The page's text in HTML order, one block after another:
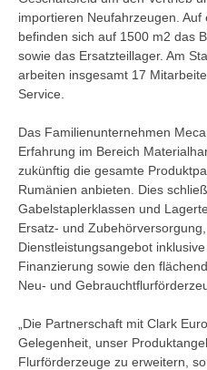
importieren Neufahrzeugen.
befinden sich auf 1500 m2 das
sowie das Ersatzteillager. Am
arbeiten insgesamt 17
Service.
Das Familienunternehmen
Erfahrung im Bereich
zukünftig die gesamte
Rumänien anbieten. Dies
Gabelstaplerklassen und
Ersatz- und
Dienstleistungsangebot
Finanzierung sowie den
Neu- und
„Die Partnerschaft mit Clark
Gelegenheit, unser
Flurförderzeuge zu erweitern,